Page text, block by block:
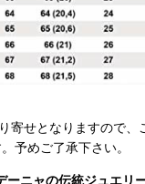
寄せとなりますので、
予めご了承下さい。
ニャの伝統ジュエリ